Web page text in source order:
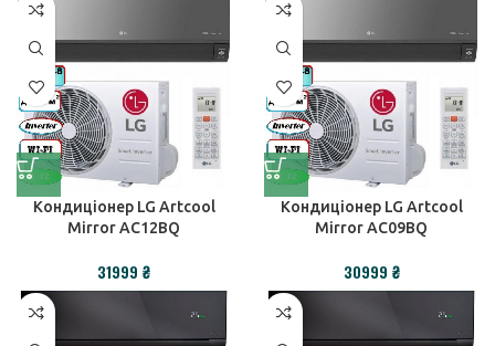
Кондиціонер LG Artcool
Mirror AC12BQ
₴
Кондиціонер LG Artcool
Mirror AC09BQ
₴